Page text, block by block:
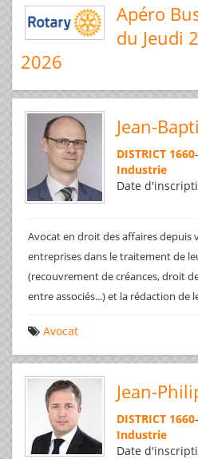
Apéro
du Jeudi
2026
Jean-
DISTRICT 1660-
Industrie
Date
Avocat en droit des affaires depuis
entreprises dans le traitement de
(recouvrement de créances, droit
entre associés...) et la rédaction de
Avocat
Jean-
DISTRICT 1660-
Industrie
Date